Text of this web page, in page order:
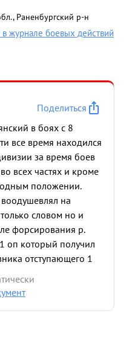
Раненбургский р-н
в журнале боевых действий
Поделиться
в боях с 8
все время находился
за время боев
всех частях и кроме
положении.
на
словом но и
форсирования р.
оп который получил
отступающего 1
находился с
провел беседу о
выдвинулись